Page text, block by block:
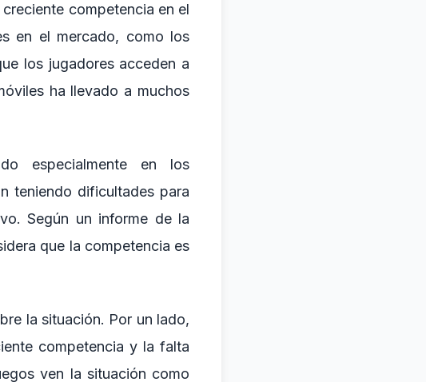
competencia en el
en el mercado, como los
los jugadores acceden a
ha llevado a muchos
especialmente en los
teniendo dificultades para
Según un informe de la
que la competencia es
la situación. Por un lado,
competencia y la falta
ven la situación como